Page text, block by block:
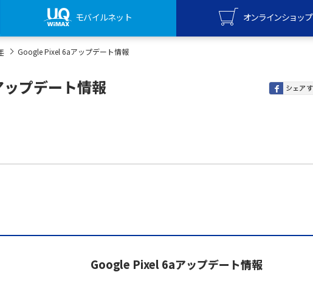
モバイルネット オンラインショップ
Google Pixel 6aアップデート情報
プデート情報
Google Pixel 6aアップデート情報